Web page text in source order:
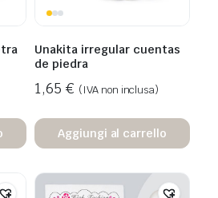
Unakita irregular cuentas
de piedra
1,65 € (IVA non inclusa)
Aggiungi al carrello